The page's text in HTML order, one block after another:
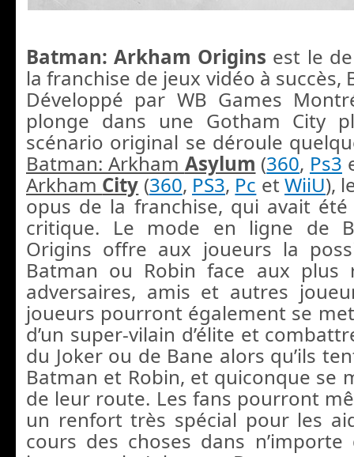
Batman: Arkham Origins est le
la franchise de jeux vidéo à succès,
Développé par WB Games
plonge dans une Gotham City
scénario original se déroule
Batman: Arkham Asylum (360, Ps3
Arkham City (360, PS3, Pc etWiiU),
opus de la franchise, qui avait
critique. Le mode en ligne de
Origins offre aux joueurs la
Batman ou Robin face aux plus
adversaires, amis et autres
joueurs pourront également se
d’un super-vilain d’élite et
du Joker ou de Bane alors qu’ils
Batman et Robin, et quiconque se
de leur route. Les fans pourront
un renfort très spécial pour les
cours des choses dans